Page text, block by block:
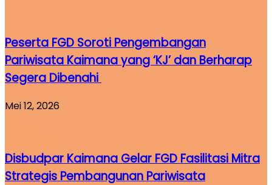
Peserta FGD Soroti Pengembangan
Pariwisata Kaimana yang ‘KJ’ dan Berharap
Segera Dibenahi
Mei 12, 2026
Disbudpar Kaimana Gelar FGD Fasilitasi Mitra
Strategis Pembangunan Pariwisata